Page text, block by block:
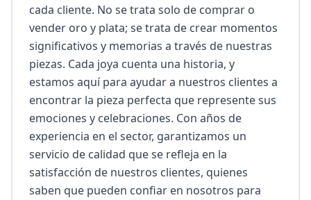
cada cliente. No se trata solo de comprar o
vender oro y plata; se trata de crear momentos
significativos y memorias a través de nuestras
piezas. Cada joya cuenta una historia, y
estamos aquí para ayudar a nuestros clientes a
encontrar la pieza perfecta que represente sus
emociones y celebraciones. Con años de
experiencia en el sector, garantizamos un
servicio de calidad que se refleja en la
satisfacción de nuestros clientes, quienes
saben que pueden confiar en nosotros para